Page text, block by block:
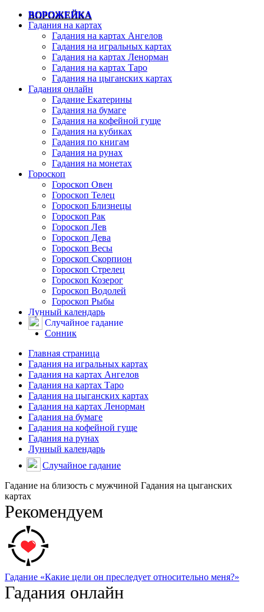
ВОРОЖЕЙКА
Гадания на картах
Гадания на картах Ангелов
Гадания на игральных картах
Гадания на картах Ленорман
Гадания на картах Таро
Гадания на цыганских картах
Гадания онлайн
Гадание Екатерины
Гадания на бумаге
Гадания на кофейной гуще
Гадания на кубиках
Гадания по книгам
Гадания на рунах
Гадания на монетах
Гороскоп
Гороскоп Овен
Гороскоп Телец
Гороскоп Близнецы
Гороскоп Рак
Гороскоп Лев
Гороскоп Дева
Гороскоп Весы
Гороскоп Скорпион
Гороскоп Стрелец
Гороскоп Козерог
Гороскоп Водолей
Гороскоп Рыбы
Лунный календарь
Случайное гадание
Сонник
Главная страница
Гадания на игральных картах
Гадания на картах Ангелов
Гадания на картах Таро
Гадания на цыганских картах
Гадания на картах Ленорман
Гадания на бумаге
Гадания на кофейной гуще
Гадания на рунах
Лунный календарь
Случайное гадание
Гадание на близость с мужчиной Гадания на цыганских
картах
Рекомендуем
Гадание «Какие цели он преследует относительно меня?»
Гадания онлайн